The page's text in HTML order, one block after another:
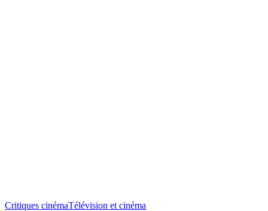
Critiques cinémaTélévision et cinéma